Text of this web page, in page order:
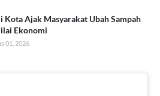
Kota Ajak Masyarakat Ubah Sampah
Ekonomi
01, 2026